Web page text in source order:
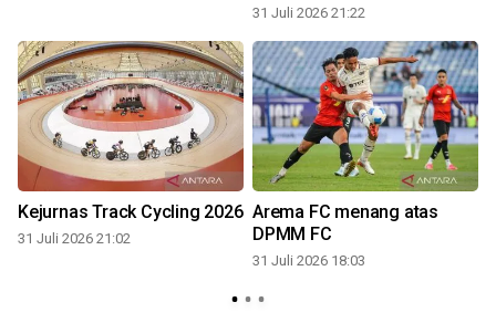
31 Juli 2026 21:22
Kejurnas Track Cycling 2026
31 Juli 2026 21:02
Arema FC menang atas
DPMM FC
31 Juli 2026 18:03